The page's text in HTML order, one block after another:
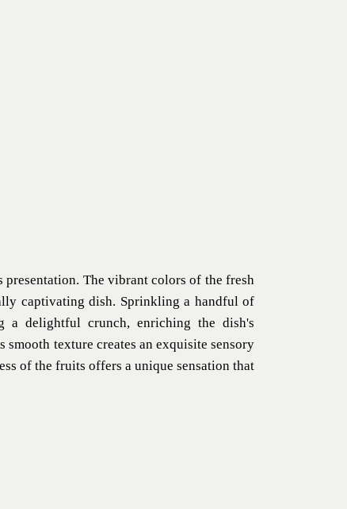
The vibrant colors of the fresh
captivating dish. Sprinkling a handful of
a delightful crunch, enriching the dish's
texture creates an exquisite sensory
of the fruits offers a unique sensation that